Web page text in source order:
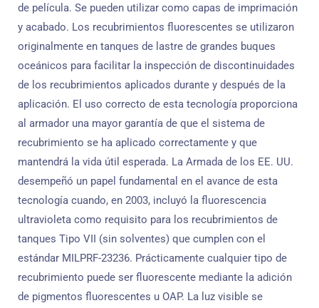
de película. Se pueden utilizar como capas de imprimación
y acabado. Los recubrimientos fluorescentes se utilizaron
originalmente en tanques de lastre de grandes buques
oceánicos para facilitar la inspección de discontinuidades
de los recubrimientos aplicados durante y después de la
aplicación. El uso correcto de esta tecnología proporciona
al armador una mayor garantía de que el sistema de
recubrimiento se ha aplicado correctamente y que
mantendrá la vida útil esperada. La Armada de los EE. UU.
desempeñó un papel fundamental en el avance de esta
tecnología cuando, en 2003, incluyó la fluorescencia
ultravioleta como requisito para los recubrimientos de
tanques Tipo VII (sin solventes) que cumplen con el
estándar MILPRF-23236. Prácticamente cualquier tipo de
recubrimiento puede ser fluorescente mediante la adición
de pigmentos fluorescentes u OAP. La luz visible se